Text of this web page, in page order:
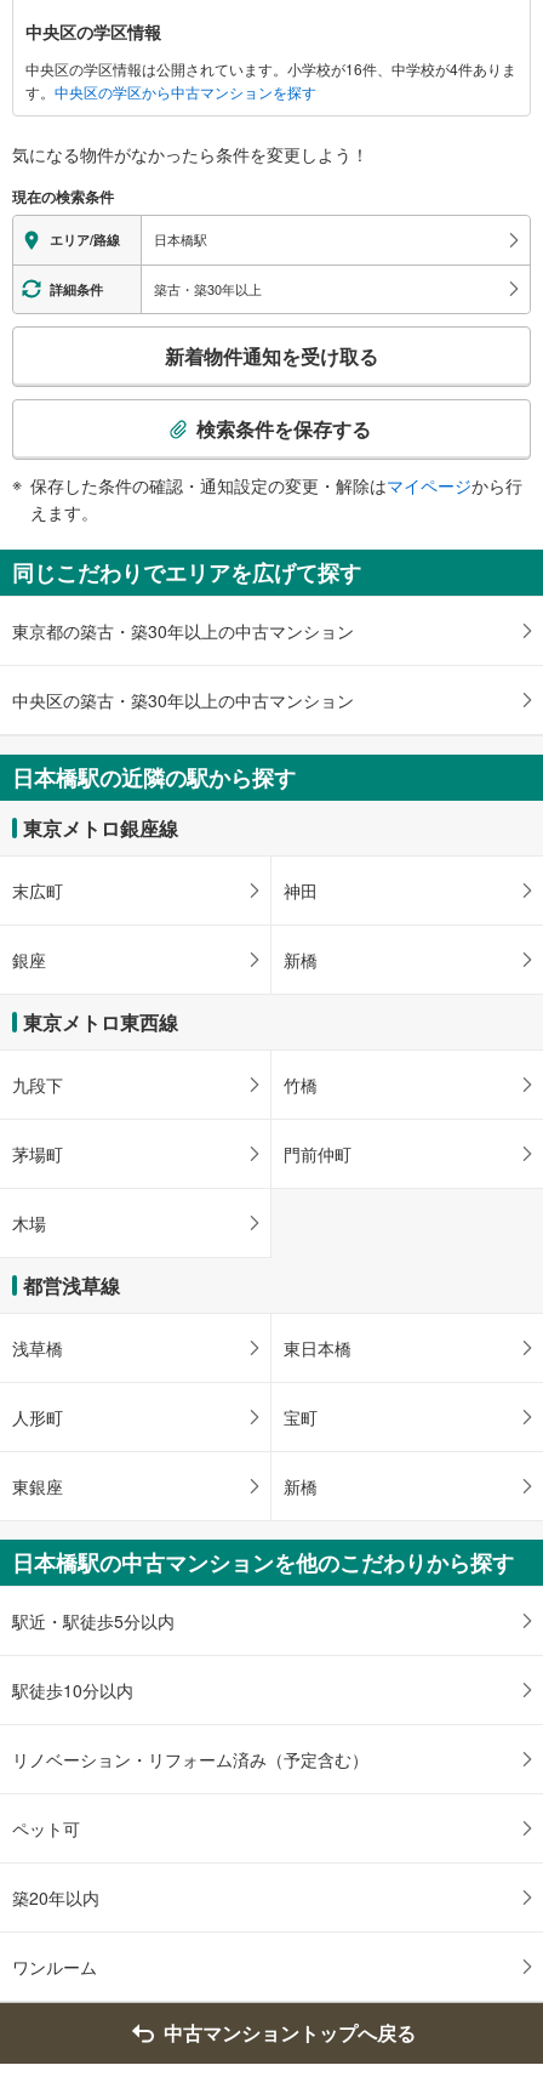
中央区の学区情報
中央区の学区情報は公開されています。小学校が16件、中学校が4件ありま
す。 中央区の学区から中古マンションを探す
気になる物件がなかったら条件を変更しよう！
現在の検索条件
エリア/路線 日本橋駅
詳細条件 築古・築30年以上
検
知
を
け
・
件
を
マ
イ
ー
に
存
す
新着物件通知を受け取る
検索条件を保存する
保存した条件の確認・通知設定の変更・解除はマイページから行
えます。
同じこだわりでエリアを広げて探す
東京都の築古・築30年以上の中古マンション
中央区の築古・築30年以上の中古マンション
日本橋駅の近隣の駅から探す
東京メトロ銀座線
末広町 神田
銀座 新橋
東京メトロ東西線
九段下 竹橋
茅場町 門前仲町
木場
都営浅草線
浅草橋 東日本橋
人形町 宝町
東銀座 新橋
日本橋駅の中古マンションを他のこだわりから探す
駅近・駅徒歩5分以内
駅徒歩10分以内
リノベーション・リフォーム済み（予定含む）
ペット可
築20年以内
ワンルーム
中古マンショントップへ戻る